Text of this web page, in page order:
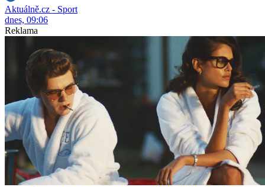
Aktuálně.cz - Sport
dnes, 09:06
Reklama